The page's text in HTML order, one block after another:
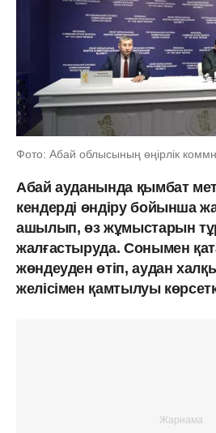
Фото: Абай облысының өңірлік
Абай ауданында қымбат
кендерді өндіру бойынша
ашылып, өз жұмыстарын
жалғастыруда. Сонымен
жөндеуден өтіп, аудан
желісімен қамтылуы